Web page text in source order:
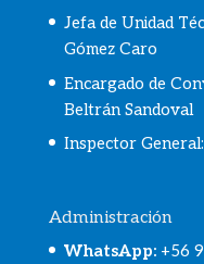
Jefa de Unidad
Gómez Caro
Encargado de
Beltrán Sandoval
Inspector
Administración
WhatsApp: +56